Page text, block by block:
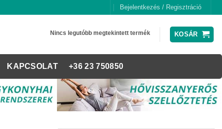
Bejelentkezés / Regisztráció
Nincs legutóbb megtekintett termék KOSÁR
KAPCSOLAT +36 23 750850